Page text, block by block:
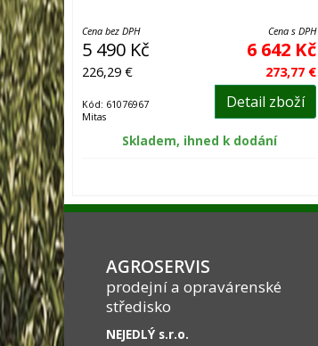
Cena bez DPH
5 490 Kč
226,29 €
Cena s DPH
6 642 Kč
273,77 €
Kód: 61076967
Mitas
Detail zboží
Skladem, ihned k dodání
AGROSERVIS
prodejní a opravárenské
středisko
NEJEDLÝ s.r.o.